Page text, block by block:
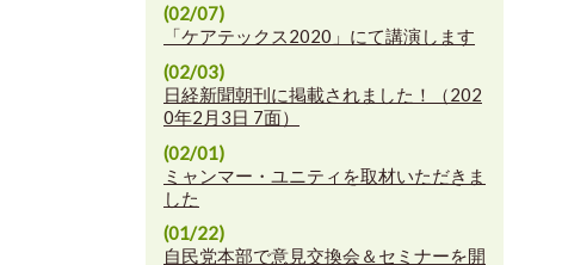
(02/07)
「ケアテックス2020」にて講演します
(02/03)
日経新聞朝刊に掲載されました！（202
0年2月3日 7面）
(02/01)
ミャンマー・ユニティを取材いただきま
した
(01/22)
自民党本部で意見交換会＆セミナーを開